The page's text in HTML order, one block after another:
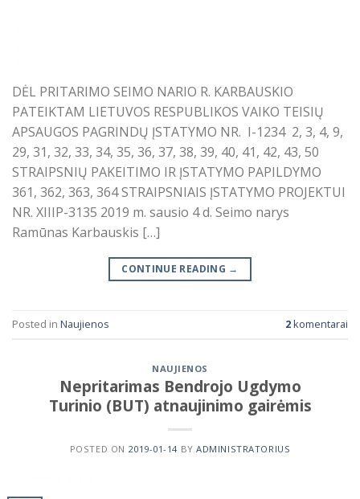
DĖL PRITARIMO SEIMO NARIO R. KARBAUSKIO
PATEIKTAM LIETUVOS RESPUBLIKOS VAIKO TEISIŲ
APSAUGOS PAGRINDŲ ĮSTATYMO NR. I-1234 2, 3, 4, 9,
29, 31, 32, 33, 34, 35, 36, 37, 38, 39, 40, 41, 42, 43, 50
STRAIPSNIŲ PAKEITIMO IR ĮSTATYMO PAPILDYMO
361, 362, 363, 364 STRAIPSNIAIS ĮSTATYMO PROJEKTUI
NR. XIIIP-3135 2019 m. sausio 4 d. Seimo narys
Ramūnas Karbauskis […]
CONTINUE READING →
Posted in Naujienos 2komentarai
NAUJIENOS
Nepritarimas Bendrojo Ugdymo
Turinio (BUT) atnaujinimo gairėmis
POSTED ON 2019-01-14 BYADMINISTRATORIUS